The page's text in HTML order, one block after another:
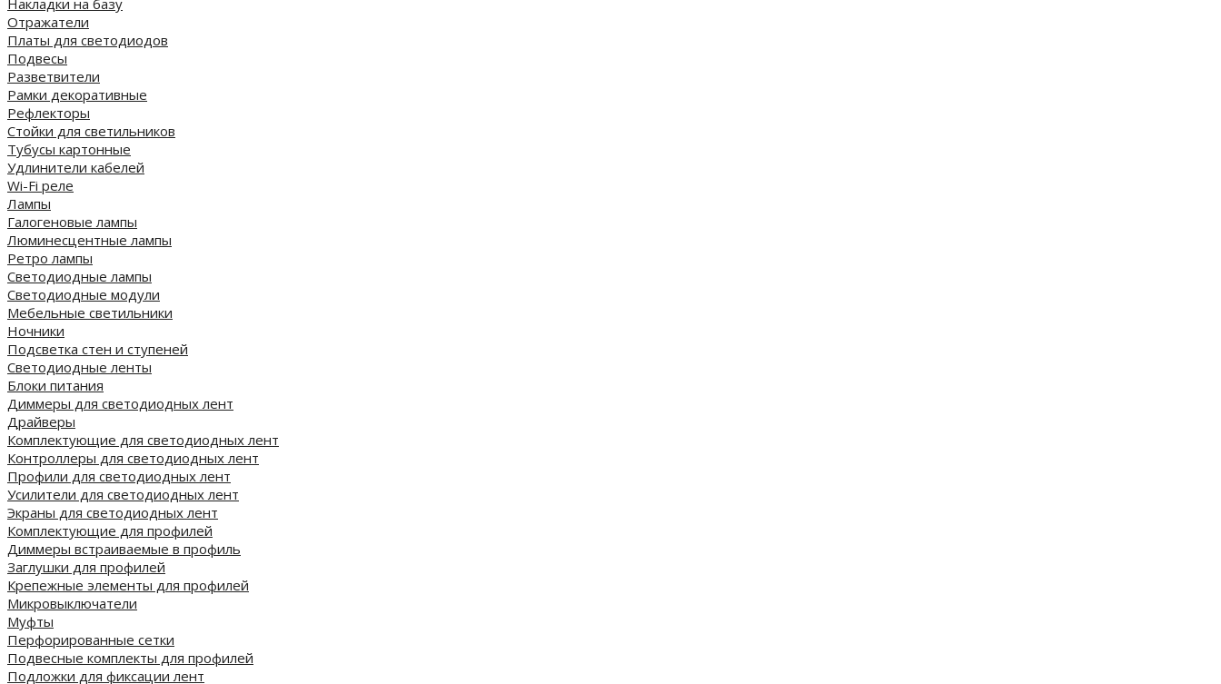
Накладки на базу
Отражатели
Платы для светодиодов
Подвесы
Разветвители
Рамки декоративные
Рефлекторы
Стойки для светильников
Тубусы картонные
Удлинители кабелей
Wi-Fi реле
Лампы
Галогеновые лампы
Люминесцентные лампы
Ретро лампы
Светодиодные лампы
Светодиодные модули
Мебельные светильники
Ночники
Подсветка стен и ступеней
Светодиодные ленты
Блоки питания
Диммеры для светодиодных лент
Драйверы
Комплектующие для светодиодных лент
Контроллеры для светодиодных лент
Профили для светодиодных лент
Усилители для светодиодных лент
Экраны для светодиодных лент
Комплектующие для профилей
Диммеры встраиваемые в профиль
Заглушки для профилей
Крепежные элементы для профилей
Микровыключатели
Муфты
Перфорированные сетки
Подвесные комплекты для профилей
Подложки для фиксации лент